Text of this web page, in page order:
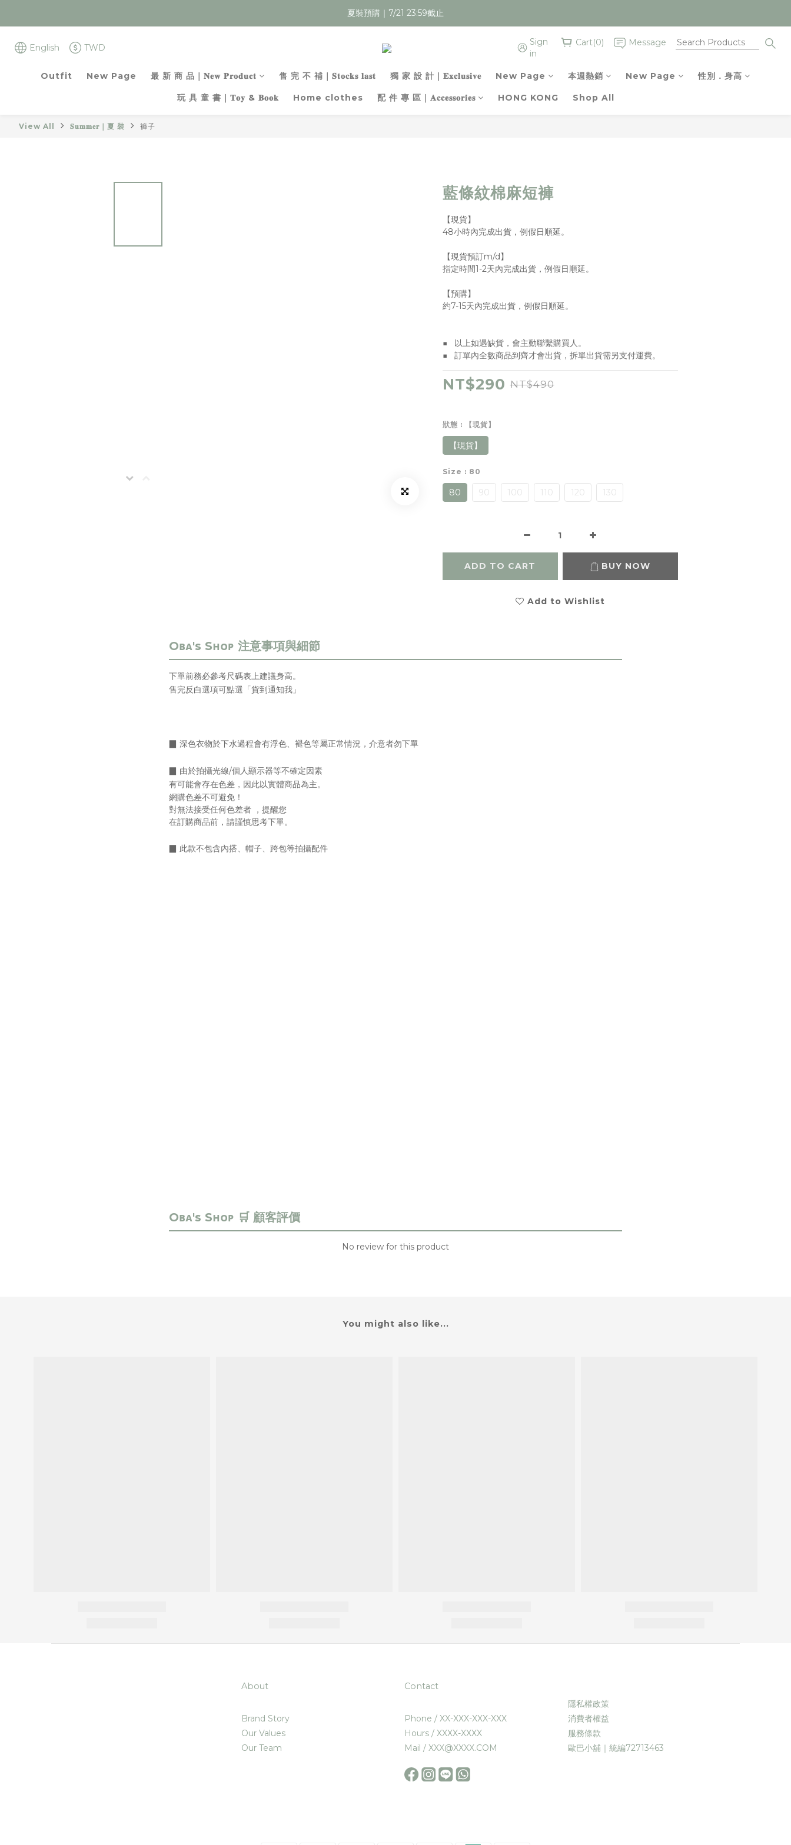
全館夏裝｜最後現貨，售完不補！
夏裝預購｜7/21 23:59截止
English TWD
Sign
in
Cart(0) Message
Outfit New Page 最 新 商 品｜𝐍𝐞𝐰 𝐏𝐫𝐨𝐝𝐮𝐜𝐭 售 完 不 補｜𝐒𝐭𝐨𝐜𝐤𝐬 𝐥𝐚𝐬𝐭 獨 家 設 計｜𝐄𝐱𝐜𝐥𝐮𝐬𝐢𝐯𝐞 New Page 本週熱銷 New Page 性別．身高
玩 具 童 書｜𝐓𝐨𝐲 & 𝐁𝐨𝐨𝐤 Home clothes 配 件 專 區｜𝐀𝐜𝐜𝐞𝐬𝐬𝐨𝐫𝐢𝐞𝐬 HONG KONG Shop All
View All 𝐒𝐮𝐦𝐦𝐞𝐫｜夏 裝 褲子
藍條紋棉麻短褲
【現貨】
48小時內完成出貨，例假日順延。
【現貨預訂m/d】
指定時間1-2天內完成出貨，例假日順延。
【預購】
約7-15天內完成出貨，例假日順延。
■   以上如遇缺貨，會主動聯繫購買人。
■   訂單內全數商品到齊才會出貨，拆單出貨需另支付運費。
NT$290 NT$490
狀態 : 【現貨】
【現貨】
Size : 80
80 90 100 110 120 130
ADD TO CART BUY NOW
Add to Wishlist
下單前務必參考尺碼表上建議身高。
售完反白選項可點選「貨到通知我」
▉ 深色衣物於下水過程會有浮色、褪色等屬正常情況，介意者勿下單
▉ 由於拍攝光線/個人顯示器等不確定因素
有可能會存在色差， 因此以實體商品為主。
網購色差不可避免！
對無法接受任何色差者 ，提醒您
在訂購商品前，請謹慎思考下單。
▉ 此款不包含內搭、帽子、跨包等拍攝配件
No review for this product
You might also like...
About
Brand Story
Our Values
Our Team
Contact
Phone / XX-XXX-XXX-XXX
Hours / XXXX-XXXX
Mail / XXX@XXXX.COM
隱私權政策
消費者權益
服務條款
歐巴小舖｜統編72713463